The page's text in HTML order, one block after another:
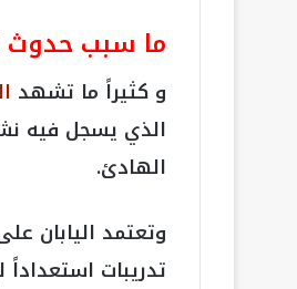
ما سبب حدوث
و كثيراً ما تشهد
الذي يسجل فيه
الهادئ.
وتعتمد اليابان
تدريبات استعداداً